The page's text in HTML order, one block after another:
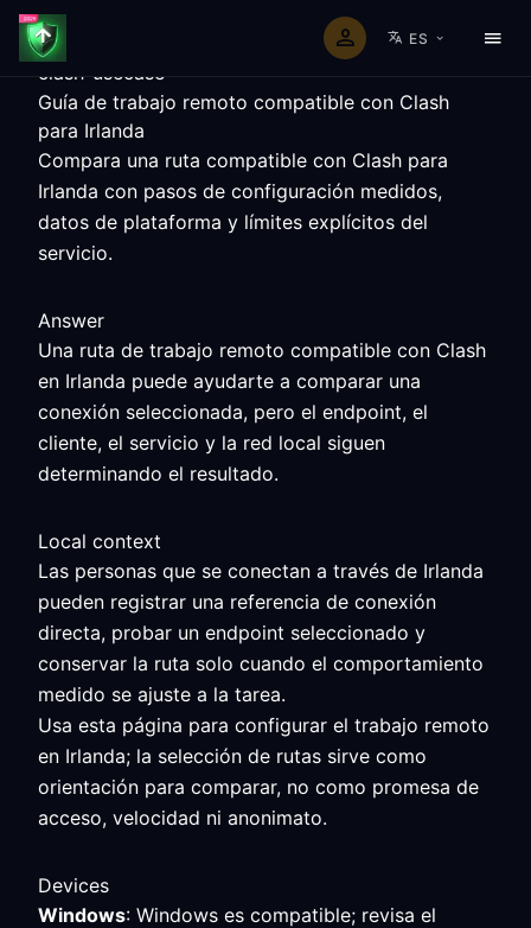
ES
clash-usecase
Guía de trabajo remoto compatible con Clash
para Irlanda
Compara una ruta compatible con Clash para
Irlanda con pasos de configuración medidos,
datos de plataforma y límites explícitos del
servicio.
Answer
Una ruta de trabajo remoto compatible con Clash
en Irlanda puede ayudarte a comparar una
conexión seleccionada, pero el endpoint, el
cliente, el servicio y la red local siguen
determinando el resultado.
Local context
Las personas que se conectan a través de Irlanda
pueden registrar una referencia de conexión
directa, probar un endpoint seleccionado y
conservar la ruta solo cuando el comportamiento
medido se ajuste a la tarea.
Usa esta página para configurar el trabajo remoto
en Irlanda; la selección de rutas sirve como
orientación para comparar, no como promesa de
acceso, velocidad ni anonimato.
Devices
Windows: Windows es compatible; revisa el